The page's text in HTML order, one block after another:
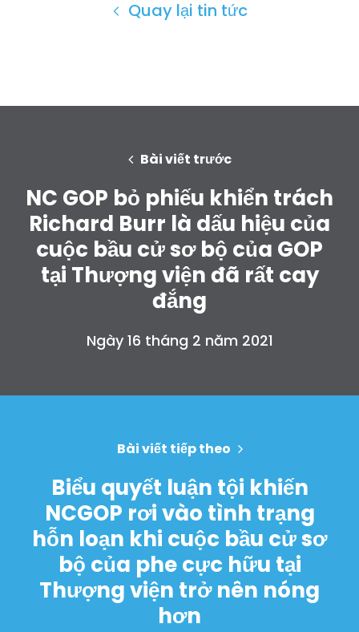
Shop
Take Back the Courts
Làm việc với chúng tôi
Nhấn
Bữa tiệc của bạn
Hoạt động
Vote
Quyên tặng
Quay lại tin tức
Bài viết trước
NC GOP bỏ phiếu khiển trách
Richard Burr là dấu hiệu của
cuộc bầu cử sơ bộ của GOP
tại Thượng viện đã rất cay
đắng
Ngày 16 tháng 2 năm 2021
Bài viết tiếp theo
Biểu quyết luận tội khiến
NCGOP rơi vào tình trạng
hỗn loạn khi cuộc bầu cử sơ
bộ của phe cực hữu tại
Thượng viện trở nên nóng
hơn